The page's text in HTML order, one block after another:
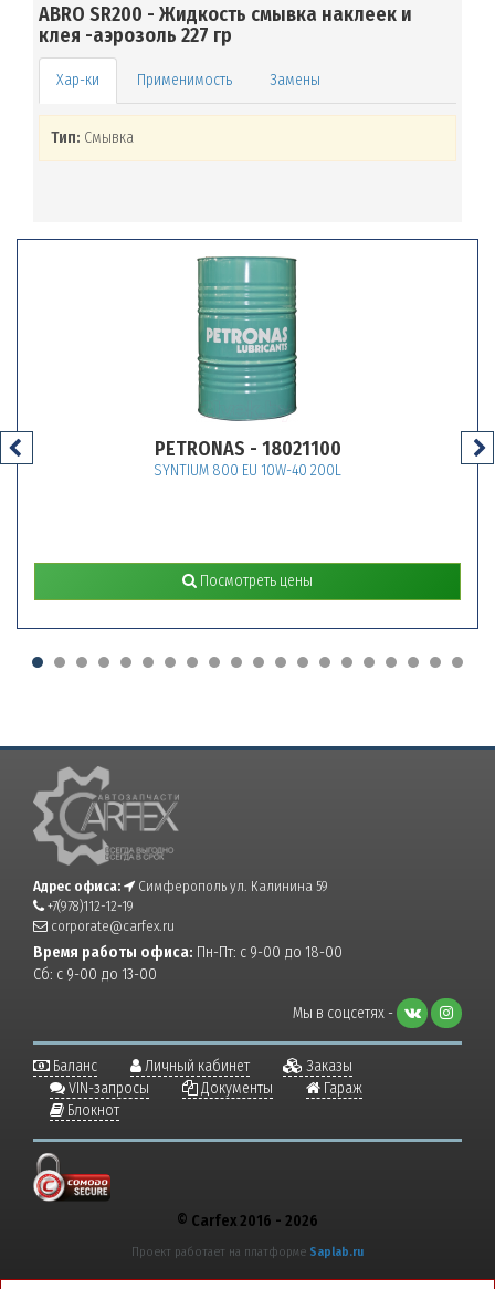
ABRO SR200 - Жидкость смывка наклеек и
клея -аэрозоль 227 гр
Применимость Замены
Тип: Смывка
PETRONAS - 18021100
SYNTIUM 800 EU 10W-40 200L
Посмотреть цены
Адрес офиса:
Симферополь ул. Калинина 59
+7(978)112-12-19
corporate@carfex.ru
Время работы офиса: Пн-Пт: с 9-00 до 18-00
Сб: с 9-00 до 13-00
Мы в соцсетях -
Баланс Личный кабинет
Заказы
VIN-запросы
Документы
Гараж
Блокнот
© Carfex 2016 - 2026
Проект работает на платформе Saplab.ru